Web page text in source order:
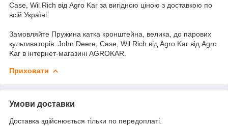
Case, Wil Rich від Agro Kar за вигідною ціною з доставкою по
всій Україні.
Замовляйте Пружина катка кронштейна, велика, до парових
культиваторів: John Deere, Case, Wil Rich від Agro Kar від Agro
Kar в інтернет-магазині AGROKAR.
Приховати
Умови доставки
Доставка здійснюється тільки по передоплаті.